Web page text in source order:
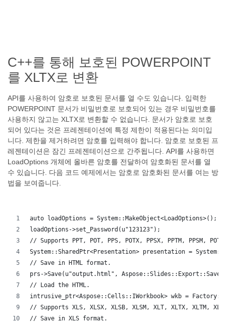
C++를 통해 보호된 POWERPOINT
를 XLTX로 변환
API를 사용하여 암호로 보호된 문서를 열 수도 있습니다. 입력한
POWERPOINT 문서가 비밀번호로 보호되어 있는 경우 비밀번호를
사용하지 않고는 XLTX로 변환할 수 없습니다. 문서가 암호로 보호
되어 있다는 것은 프레젠테이션에 특정 제한이 적용된다는 의미입
니다. 제한을 제거하려면 암호를 입력해야 합니다. 암호로 보호된 프
레젠테이션은 잠긴 프레젠테이션으로 간주됩니다. API를 사용하면
LoadOptions 개체에 올바른 암호를 전달하여 암호화된 문서를 열
수 있습니다. 다음 코드 예제에서는 암호로 암호화된 문서를 여는 방
법을 보여줍니다.
auto loadOptions = System::MakeObject<LoadOptions>();
loadOptions->set_Password(u"123123");
// Supports PPT, POT, PPS, POTX, PPSX, PPTM, PPSM,
System::SharedPtr<Presentation> presentation =
// Save in HTML format.
prs->Save(u"output.html",
// Load the HTML.
intrusive_ptr<Aspose::Cells::IWorkbook> wkb =
// Supports XLS, XLSX, XLSB, XLSM, XLT, XLTX, XLTM,
// Save in XLS format.